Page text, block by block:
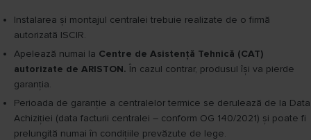
Instalarea şi montajul centralei trebuie realizate de o firmă
autorizată ISCIR.
Apelează numai la Centre de Asistenţă Tehnică (CAT)
autorizate de ARISTON. În cazul contrar, produsul își va pierde
garanția.
Perioada de garanţie a centralelor termice se derulează de la Data
Achiziţiei (data facturii centralei – conform OG 140/2021) şi poate ﬁ
prelungită numai în condiţiile prevăzute de lege.